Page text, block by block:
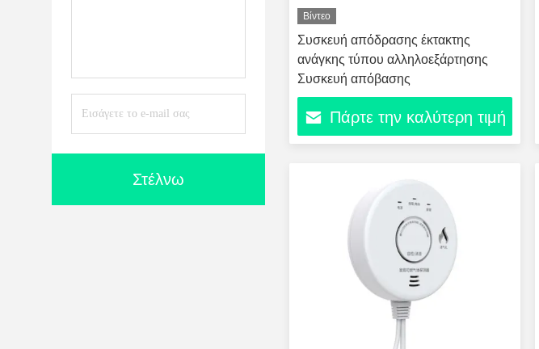
Στέλνω
Βίντεο
Συσκευή απόδρασης έκτακτης
ανάγκης τύπου αλληλοεξάρτησης
Συσκευή απόβασης
Πάρτε την καλύτερη τιμή